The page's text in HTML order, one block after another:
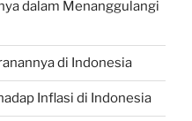
dalam Menanggulangi
di Indonesia
Inflasi di Indonesia